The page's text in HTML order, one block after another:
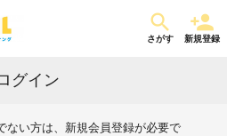
さがす 新規登録
グイン
ない方は、新規会員登録が必要で